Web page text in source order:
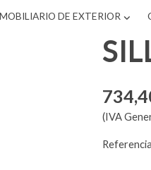
MOBILIARIO DE EXTERIOR
(IVA